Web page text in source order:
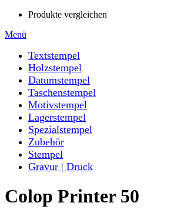
Produkte vergleichen
Menü
Textstempel
Holzstempel
Datumstempel
Taschenstempel
Motivstempel
Lagerstempel
Spezialstempel
Zubehör
Stempel
Gravur | Druck
Colop Printer 50